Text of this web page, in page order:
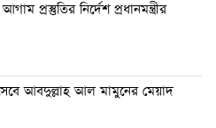
প্রস্তুতির নির্দেশ প্রধানমন্ত্রীর
আবদুল্লাহ আল মামুনের মেয়াদ